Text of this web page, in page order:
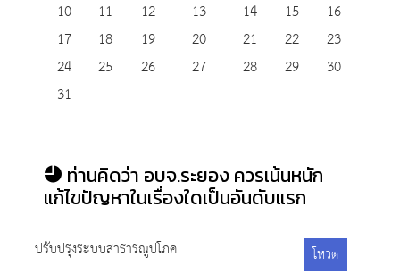
10
11 12 13 14 15
16
17
18 19 20 21 22
23
24
25 26 27 28 29
30
31
ท่านคิดว่า อบจ.ระยอง ควรเน้นหนัก
แก้ไขปัญหาในเรื่องใดเป็นอันดับแรก
ปรับปรุงระบบสาธารณูปโภค โหวต